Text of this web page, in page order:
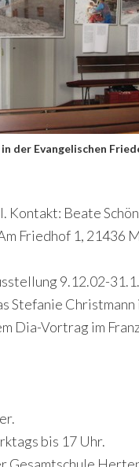
der Evangelischen
Beate
Friedhof 1, 21436
9.12.02-
Stefanie
Dia-Vortrag im
bis 17 Uhr.